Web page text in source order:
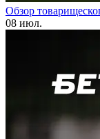
Обзор
08 июл.